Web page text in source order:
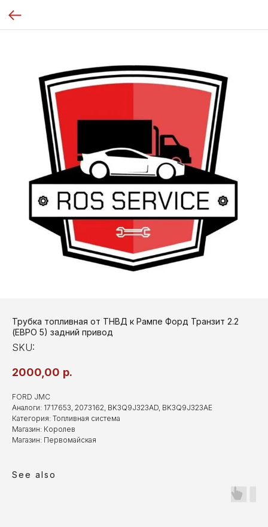
Трубка топливная от ТНВД к Рампе Форд Транзит 2.2
(ЕВРО 5) задний привод
SKU:
2000,00 р.
FORD JMC
Аналоги: 1717653, 2073162, BK3Q9J323AD, BK3Q9J323AE
Категория: Топливная система
Магазин: Королев
Магазин: Первомайская
See also